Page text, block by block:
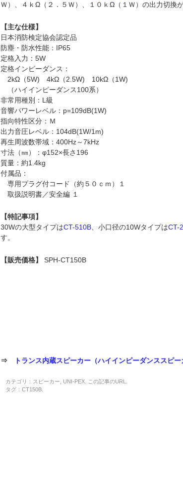
Ｗ）、４ｋΩ（２．５Ｗ）、１０ｋΩ（１Ｗ）の出力切換が
【主な仕様】
日本消防検定協会認定品
防塵・防水性能：IP65
定格入力：5W
定格インピーダンス：
2kΩ（5W) 4kΩ（2.5W) 10kΩ（1W)
（ハイインピーダンス100系）
非常用種別：L級
音響パワーレベル：p=109dB(1W)
指向特性区分：Ｍ
出力音圧レベル：104dB(1W/1m)
再生周波数帯域：400Hz～7kHz
寸法（㎜）：φ152×長さ196
質量：約1.4kg
付属品：
専用プラグ付コード（約５０ｃｍ）１
取扱説明書／安全編 １
【特記事項】
30Wの大型タイプはCT-510B 、小口径の10WタイプはCT-
す。
【販売価格】 SPH-CT150B
⇒ トランス内蔵スピーカー（ハイインピーダンススピー
カテゴリ： スピーカー, UNI-PEX. この記事のURL.
タグ：CT150B.